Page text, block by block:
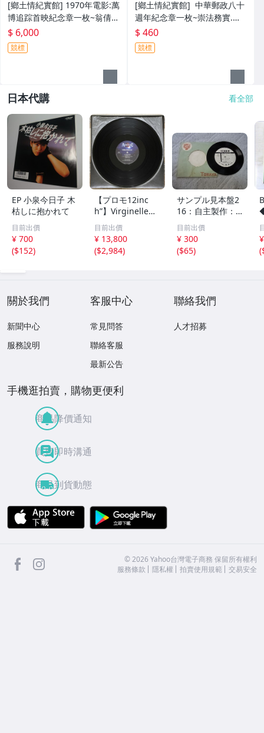
[鄉土情紀實館] 1970年電影:萬
博追踪首映紀念章一枚~翁倩
玉.馮海主演~羅馬證章社.電話
六碼
$ 6,000
競標
[鄉土情紀實館] 中華郵政八十
週年紀念章一枚~崇法務實.敬
業樂群~王叔朋敬贈~民國65年
$ 460
競標
日本代購 看全部
EP 小泉今日子 木
枯しに抱かれて
目前出價
¥ 700
($152)
【プロモ12inc
h”】Virginelle・
Mickey B. / Luck
y Tango・Let Th
e Rain 他 (VEJT-8
9147)
目前出價
¥ 13,800
($2,984)
サンプル見本盤2
16：自主製作： T
ORAYA 第12回
秋田県吹奏楽コン
クール シングル
レコード
目前出價
¥ 300
($65)
(
關於我們
新聞中心
服務說明
客服中心
常見問答
聯絡客服
最新公告
聯絡我們
人才招募
手機逛拍賣，購物更便利
商品降價通知
買賣即時溝通
商品到貨動態
APP Store
facebook ©2026 Yahoo台灣電子商務 保留所有權利
服務條款
隱私權 拍賣使用規範 交易安全